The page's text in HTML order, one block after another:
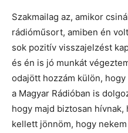
Szakmailag az, amikor
rádióműsort, amiben én
sok pozitív visszajelzést
és én is jó munkát
odajött hozzám külön,
a Magyar Rádióban is
hogy majd biztosan
kellett jönnöm, hogy